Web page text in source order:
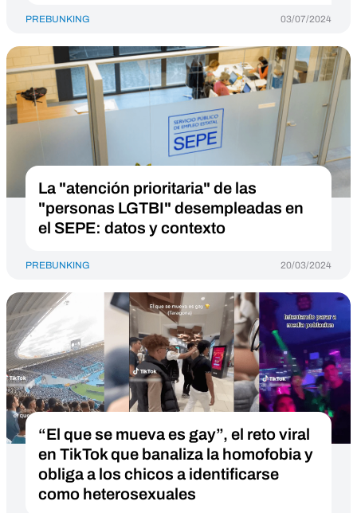
PREBUNKING 03/07/2024
La "atención prioritaria" de las
"personas LGTBI" desempleadas en
el SEPE: datos y contexto
PREBUNKING 20/03/2024
“El que se mueva es gay”, el reto viral
en TikTok que banaliza la homofobia y
obliga a los chicos a identificarse
como heterosexuales